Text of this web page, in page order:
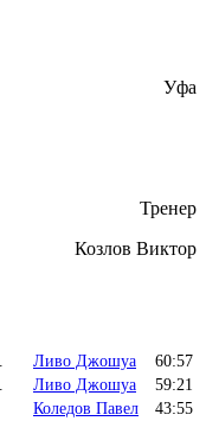
Уфа
Тренер
Козлов Виктор
Ливо Джошуа
60:57
Ливо Джошуа
59:21
Коледов Павел
43:55